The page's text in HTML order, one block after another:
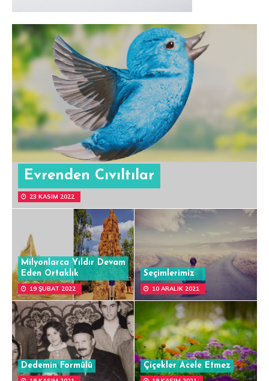
Evrenden Cıvıltılar
23 KASIM 2022
Milyonlarca Yıldır Devam
Eden Ortaklık
19 ŞUBAT 2022
Seçimlerimiz
10 ARALIK 2021
Dedemin Formülü Çiçekler Acele Etmez